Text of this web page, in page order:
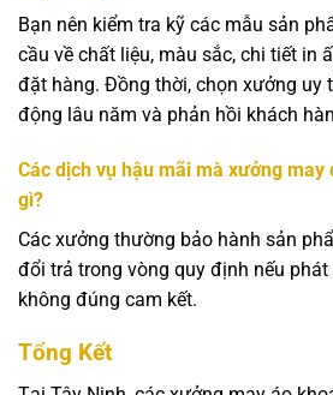
Bạn nên kiểm tra kỹ các mẫu sản
cầu về chất liệu, màu sắc, chi tiết in
đặt hàng. Đồng thời, chọn xưởng uy
động lâu năm và phản hồi khách
Các dịch vụ hậu mãi mà xưởng
gì?
Các xưởng thường bảo hành sản
đổi trả trong vòng quy định nếu
không đúng cam kết.
Tổng Kết